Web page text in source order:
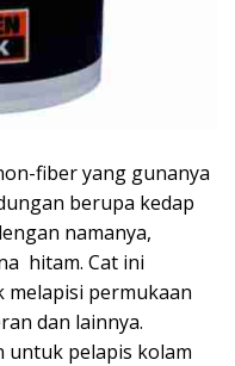
fiber yang gunanya
berupa kedap
namanya,
hitam. Cat ini
melapisi permukaan
dan lainnya.
untuk pelapis kolam